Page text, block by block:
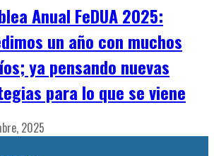
Anual FeDUA 2025:
un año con muchos
ya pensando nuevas
para lo que se viene
2025